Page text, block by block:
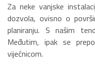
Za neke vanjske
dozvola, ovisno o
planiranju. S našim
Međutim, ipak se
vijećnicom.